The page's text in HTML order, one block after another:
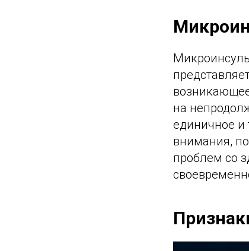
на
единичное и
внимания,
проблем со